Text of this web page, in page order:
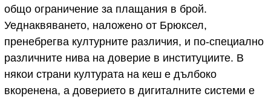
общо ограничение за плащания в брой.
Уеднаквяването, наложено от Брюксел,
пренебрегва културните различия, и по-специално
различните нива на доверие в институциите. В
някои страни културата на кеш е дълбоко
вкоренена, а доверието в дигиталните системи е